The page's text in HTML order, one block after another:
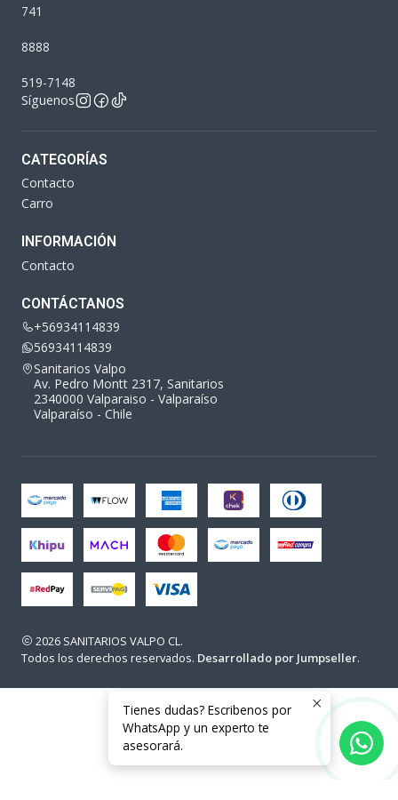
741
8888
519-7148
Síguenos
CATEGORÍAS
Contacto
Carro
INFORMACIÓN
Contacto
CONTÁCTANOS
+56934114839
56934114839
Sanitarios Valpo
Av. Pedro Montt 2317, Sanitarios
2340000 Valparaiso - Valparaíso
Valparaíso - Chile
2026 SANITARIOS VALPO CL.
Todos los derechos reservados. Desarrollado por Jumpseller.
Tienes dudas? Escribenos por
WhatsApp y un experto te
asesorará.